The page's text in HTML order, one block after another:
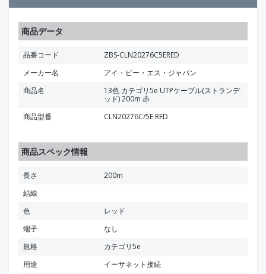
商品データ
品番コード
ZBS-CLN20276C5ERED
メーカー名
アイ・ビー・エス・ジャパン
商品名
13色 カテゴリ5e UTPケーブル(ストランデ
ッド) 200m 赤
商品型番
CLN20276C/5E RED
商品スペック情報
長さ
200m
結線
色
レッド
端子
なし
規格
カテゴリ5e
用途
イーサネット接続